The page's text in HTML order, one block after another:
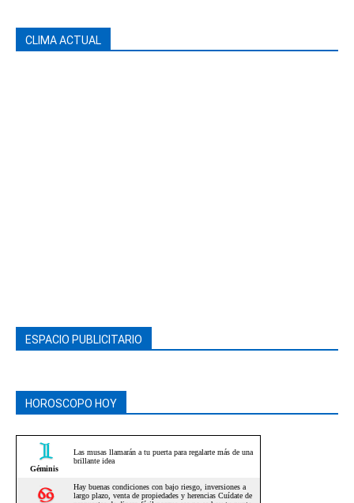
CLIMA ACTUAL
ESPACIO PUBLICITARIO
HOROSCOPO HOY